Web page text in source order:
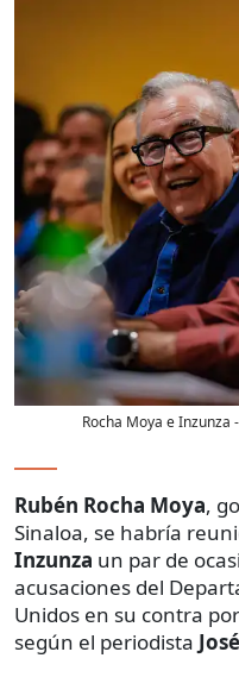
Rocha Moya e Inzunza
Rubén Rocha Moya,
Sinaloa, se habría
Inzunza un par de
acusaciones del
Unidos en su contra
según el periodista